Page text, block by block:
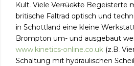
Kult. Viele Verrückte Begeisterte
britische Faltrad optisch und
in Schottland eine kleine
Brompton um- und ausgebaut
www.kinetics-online.co.uk (z.B.
Schaltung mit hydraulischen